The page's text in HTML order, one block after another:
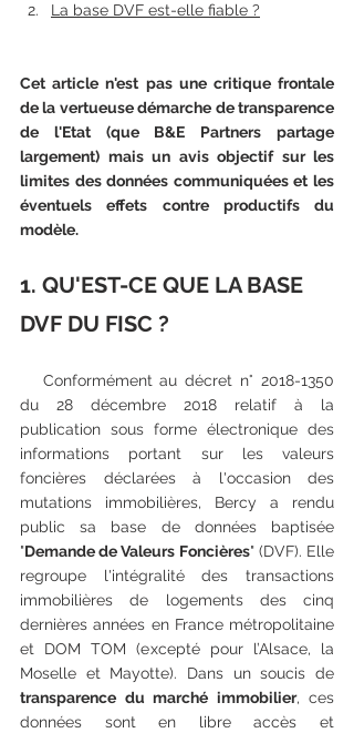
La base DVF est-elle fiable ?
Cet article n'est pas une critique frontale
de la vertueuse démarche de transparence
de l'Etat (que B&E Partners partage
largement) mais un avis objectif sur les
limites des données communiquées et les
éventuels effets contre productifs du
modèle.
1. QU'EST-CE QUE LA BASE
DVF DU FISC ?
du 28 décembre 2018 relatif à la
publication sous forme électronique des
informations portant sur les valeurs
foncières déclarées à l'occasion des
mutations immobilières, Bercy a rendu
public sa base de données baptisée
"Demande de Valeurs Foncières" (DVF). Elle
regroupe l'intégralité des transactions
immobilières de logements des cinq
dernières années en France métropolitaine
et DOM TOM (excepté pour l’Alsace, la
transparence du marché immobilier, ces
données sont en libre accès et